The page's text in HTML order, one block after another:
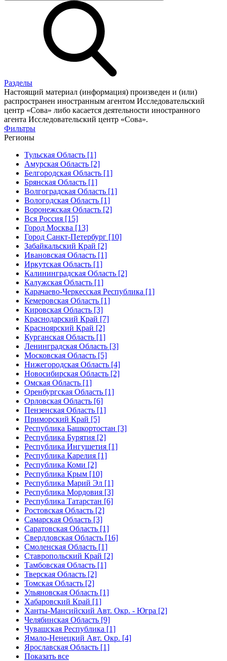
Разделы
Настоящий материал (информация) произведен и (или)
распространен иностранным агентом Исследовательский
центр «Сова» либо касается деятельности иностранного
агента Исследовательский центр «Сова».
Фильтры
Регионы
Тульская Область [1]
Амурская Область [2]
Белгородская Область [1]
Брянская Область [1]
Волгоградская Область [1]
Вологодская Область [1]
Воронежская Область [2]
Вся Россия [15]
Город Москва [13]
Город Санкт-Петербург [10]
Забайкальский Край [2]
Ивановская Область [1]
Иркутская Область [1]
Калининградская Область [2]
Калужская Область [1]
Карачаево-Черкесская Республика [1]
Кемеровская Область [1]
Кировская Область [3]
Краснодарский Край [7]
Красноярский Край [2]
Курганская Область [1]
Ленинградская Область [3]
Московская Область [5]
Нижегородская Область [4]
Новосибирская Область [2]
Омская Область [1]
Оренбургская Область [1]
Орловская Область [6]
Пензенская Область [1]
Приморский Край [5]
Республика Башкортостан [3]
Республика Бурятия [2]
Республика Ингушетия [1]
Республика Карелия [1]
Республика Коми [2]
Республика Крым [10]
Республика Марий Эл [1]
Республика Мордовия [3]
Республика Татарстан [6]
Ростовская Область [2]
Самарская Область [3]
Саратовская Область [1]
Свердловская Область [16]
Смоленская Область [1]
Ставропольский Край [2]
Тамбовская Область [1]
Тверская Область [2]
Томская Область [2]
Ульяновская Область [1]
Хабаровский Край [1]
Ханты-Мансийский Авт. Окр. - Югра [2]
Челябинская Область [9]
Чувашская Республика [1]
Ямало-Ненецкий Авт. Окр. [4]
Ярославская Область [1]
Показать все